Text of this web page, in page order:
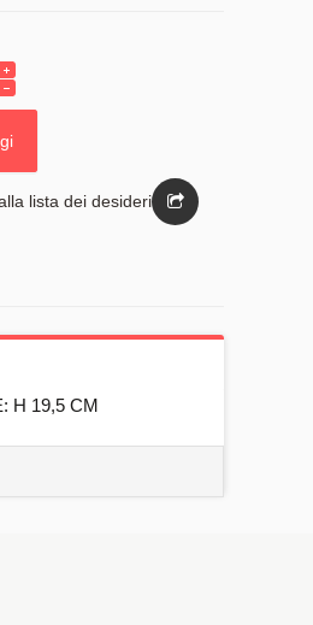
lista dei desideri
H 19,5 CM